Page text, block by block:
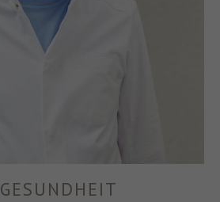
GESUNDHEIT